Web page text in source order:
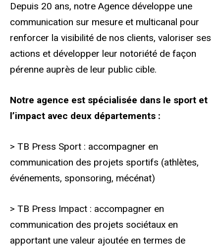
Depuis 20 ans, notre Agence développe une
communication sur mesure et multicanal pour
renforcer la visibilité de nos clients, valoriser ses
actions et développer leur notoriété de façon
pérenne auprès de leur public cible.
Notre agence est spécialisée dans le sport et
l’impact avec deux départements :
> TB Press Sport : accompagner en
communication des projets sportifs (athlètes,
événements, sponsoring, mécénat)
> TB Press Impact : accompagner en
communication des projets sociétaux en
apportant une valeur ajoutée en termes de